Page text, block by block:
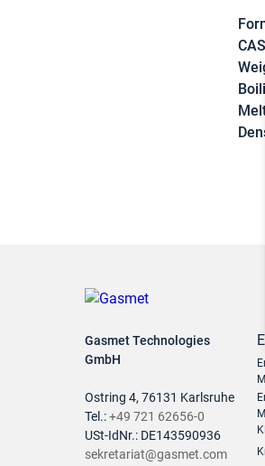
Gasmet Technologies
GmbH
Ostring 4, 76131 Karlsruhe
Tel.:+49 721 62656-0
USt-IdNr.: DE143590936
sekretariat@gasmet.com